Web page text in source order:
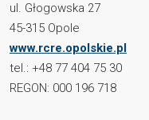
ul. Głogowska 27
45-315 Opole
www.rcre.opolskie.pl
tel.: +48 77 404 75 30
REGON: 000 196 718